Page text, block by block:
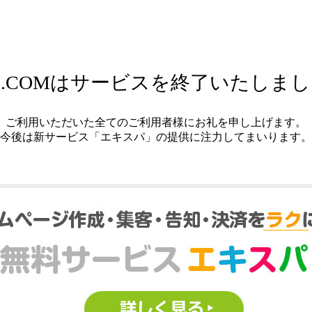
はサービスを終了いたしま
ご利用いただいた全てのご利用者様にお礼を申し上げます。
今後は新サービス「エキスパ」の提供に注力してまいります。